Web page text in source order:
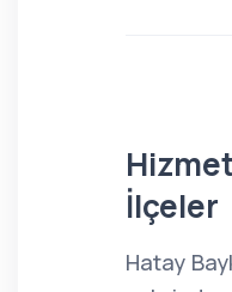
İlçeler
Hatay